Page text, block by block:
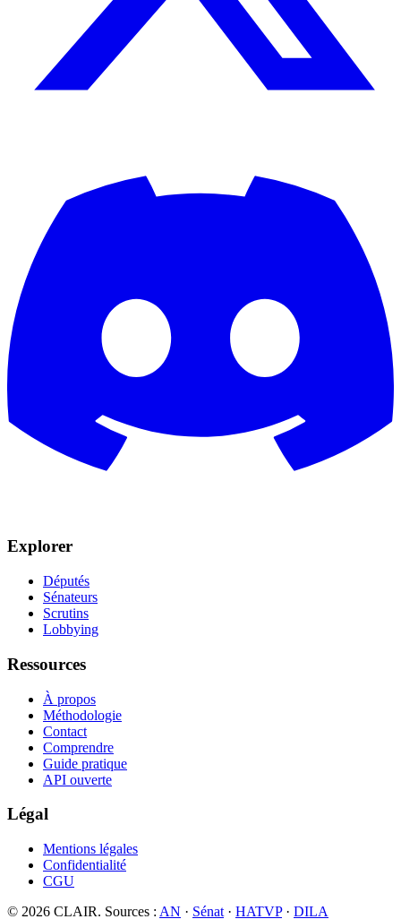
Explorer
Députés
Sénateurs
Scrutins
Lobbying
Ressources
À propos
Méthodologie
Contact
Comprendre
Guide pratique
API ouverte
Légal
Mentions légales
Confidentialité
CGU
© 2026 CLAIR. Sources : AN · Sénat · HATVP· DILA